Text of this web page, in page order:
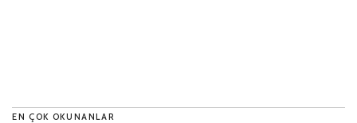
EN ÇOK OKUNANLAR